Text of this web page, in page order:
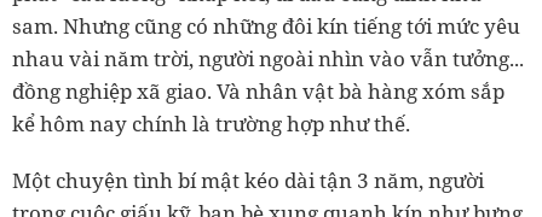
sam. Nhưng cũng có những đôi kín tiếng tới mức yêu
nhau vài năm trời, người ngoài nhìn vào vẫn tưởng...
đồng nghiệp xã giao. Và nhân vật bà hàng xóm sắp
kể hôm nay chính là trường hợp như thế.
Một chuyện tình bí mật kéo dài tận 3 năm, người